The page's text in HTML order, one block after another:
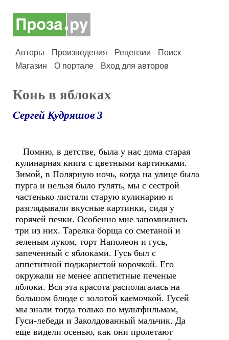
Авторы Произведения Рецензии
Поиск
Магазин
О портале Вход для авторов
Конь в яблоках
Сергей Кудряшов 3
Помню, в детстве, была у нас дома старая
кулинарная книга с цветными картинками.
Зимой, в Полярную ночь, когда на улице была
пурга и нельзя было гулять, мы с сестрой
частенько листали старую кулинарию и
разглядывали вкусные картинки, сидя у
горячей печки. Особенно мне запомнились
три из них. Тарелка борща со сметаной и
зеленым луком, торт Наполеон и гусь,
запеченный с яблоками. Гусь был с
аппетитной поджаристой корочкой. Его
окружали не менее аппетитные печеные
яблоки. Вся эта красота располагалась на
большом блюде с золотой каемочкой. Гусей
мы знали тогда только по мультфильмам,
Гуси-лебеди и Заколдованный мальчик. Да
еще видели осенью, как они пролетают